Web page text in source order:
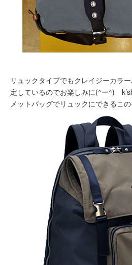
リュックタイプでもクレイジーカラ
定しているのでお楽しみに(^ー^)
メットバッグでリュックにできるこ